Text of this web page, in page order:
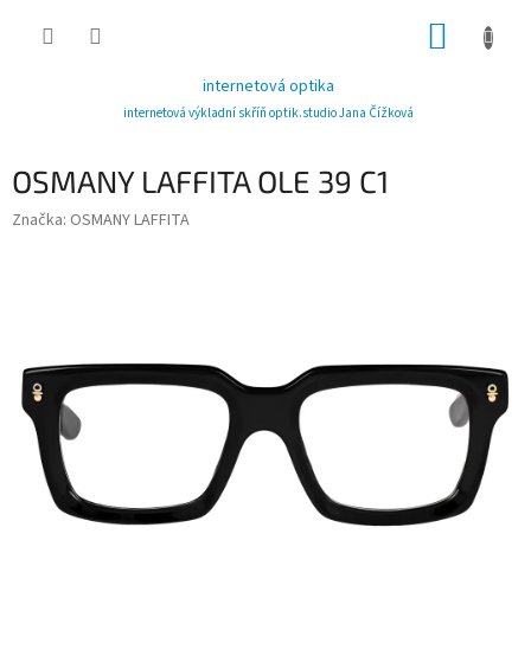
internetová optika
internetová výkladní skříň optik.studio Jana Čížková
OSMANY LAFFITA OLE 39 C1
Značka: OSMANY LAFFITA